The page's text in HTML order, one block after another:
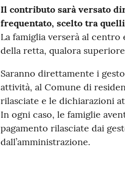
Il contributo sarà versato
frequentato, scelto tra
La famiglia verserà al
della retta, qualora
Saranno direttamente i
attività, al Comune di
rilasciate e le dichiarazioni
In ogni caso, le famiglie
pagamento rilasciate dai
dall’amministrazione.